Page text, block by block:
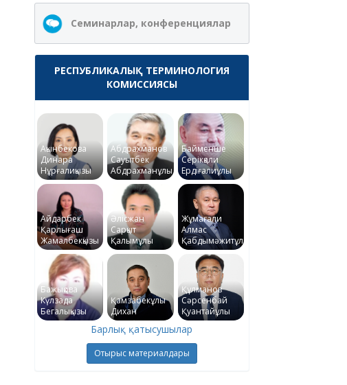
Семинарлар, конференциялар
РЕСПУБЛИКАЛЫҚ ТЕРМИНОЛОГИЯ
КОМИССИЯСЫ
Ақынбекова
Динара
Нұрғалиқызы
Абдрахманов
Сауытбек
Абдрахманұлы
Байменше
Серікқали
Ердіғалиұлы
Айдарбек
Қарлығаш
Жамалбекқызы
Әлісжан
Сарқыт
Қалымұлы
Жұмағали
Алмас
Қабдымәжитұлы
Бажықова
Күлзада
Бегалықызы
Қамзабекұлы
Дихан
Құлманов
Сәрсенбай
Қуантайұлы
Барлық қатысушылар
Отырыс материалдары